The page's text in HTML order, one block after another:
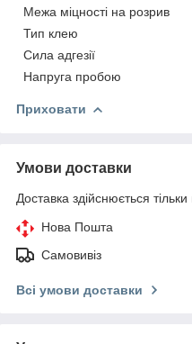
Межа міцності на розрив
Тип клею
Сила адгезії
Напруга пробою
Приховати
Умови доставки
Доставка здійснюється
Нова Пошта
Самовивіз
Всі умови доставки